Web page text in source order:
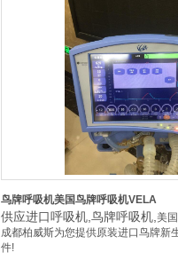
鸟牌呼吸机美国鸟牌呼吸机VELA
供应进口呼吸机,鸟牌呼吸机, 美
成都柏威斯为您提供原装进口鸟牌新
件!